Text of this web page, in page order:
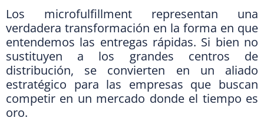
Los microfulfillment representan una
verdadera transformación en la forma en que
entendemos las entregas rápidas. Si bien no
sustituyen a los grandes centros de
distribución, se convierten en un aliado
estratégico para las empresas que buscan
competir en un mercado donde el tiempo es
oro.